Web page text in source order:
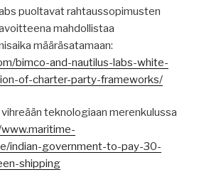
puoltavat rahtaussopimusten
mahdollistaa
määräsatamaan:
bimco-and-nautilus-labs-white-
of-charter-party-frameworks/
teknologiaan merenkulussa
indian-government-to-pay-30-
shipping